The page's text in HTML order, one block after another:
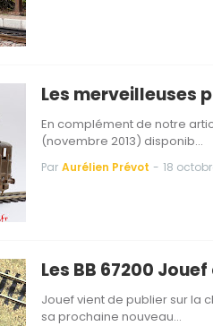
Les merveilleuses
En complément de notre
(novembre 2013) disponib…
Par Aurélien Prévot - 18
Les BB 67200
Jouef vient de publier sur la
sa prochaine nouveau…